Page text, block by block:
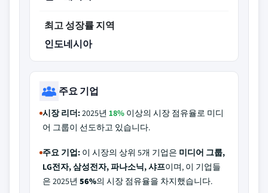
최고 성장률 지역
인도네시아
주요 기업
시장 리더:2025년 18% 이상의 시장 점유율로 미디
어 그룹이 선도하고 있습니다.
주요 기업: 이 시장의 상위 5개 기업은 미디어 그룹,
LG전자, 삼성전자, 파나소닉, 샤프이며, 이 기업들
은 2025년 56%의 시장 점유율을 차지했습니다.